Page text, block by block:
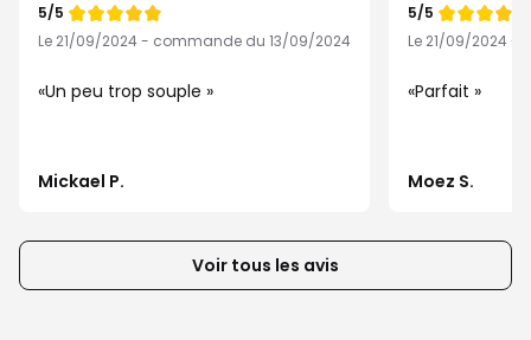
pour
afficher
éléments
ou
la
liste
Note
de
5/5
Le 21/09/2024 - commande du 13/09/2024
Un peu trop souple
Mickael P.
Note
de
5/5
Le 21/09/2024 -
Parfait
Moez S.
Voir tous les avis